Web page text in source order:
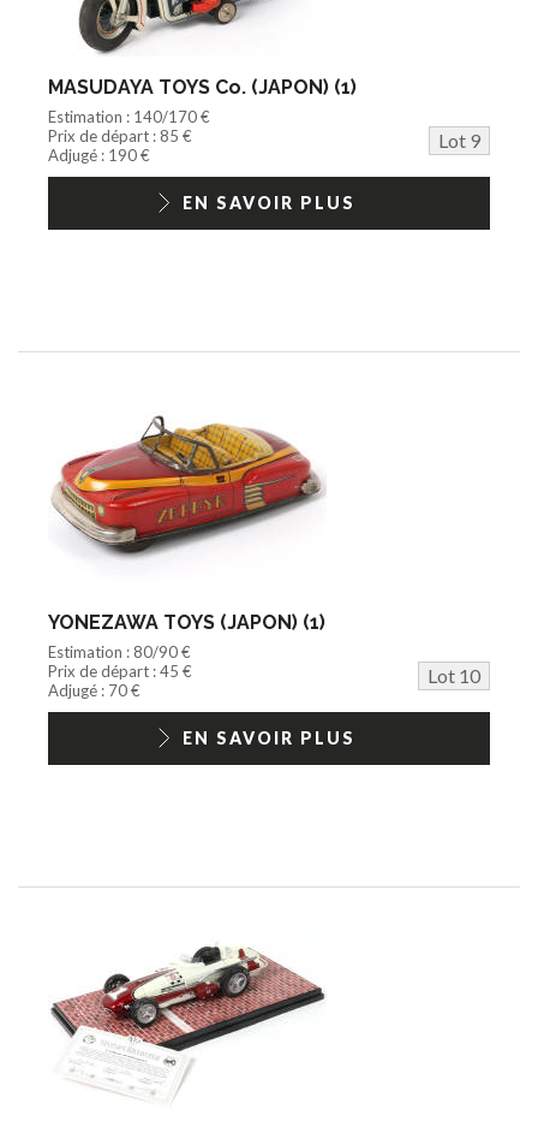
MASUDAYA TOYS Co. (JAPON) (1)
Estimation : 140/170 €
Prix de départ : 85 €
Lot 9
Adjugé : 190 €
EN SAVOIR PLUS
YONEZAWA TOYS (JAPON) (1)
Estimation : 80/90 €
Prix de départ : 45 €
Lot 10
Adjugé : 70 €
EN SAVOIR PLUS